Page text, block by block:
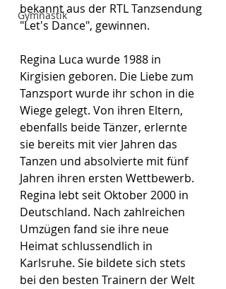
Gymnastik
bekannt aus der RTL Tanzsendung
"Let's Dance", gewinnen.
Regina Luca wurde 1988 in
Kirgisien geboren. Die Liebe zum
Tanzsport wurde ihr schon in die
Wiege gelegt. Von ihren Eltern,
ebenfalls beide Tänzer, erlernte
sie bereits mit vier Jahren das
Tanzen und absolvierte mit fünf
Jahren ihren ersten Wettbewerb.
Regina lebt seit Oktober 2000 in
Deutschland. Nach zahlreichen
Umzügen fand sie ihre neue
Heimat schlussendlich in
Karlsruhe. Sie bildete sich stets
bei den besten Trainern der Welt